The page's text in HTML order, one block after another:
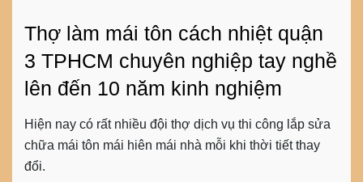
Thợ làm mái tôn cách nhiệt quận
3 TPHCM chuyên nghiệp tay nghề
lên đến 10 năm kinh nghiệm
Hiện nay có rất nhiều đội thợ dịch vụ thi công lắp sửa
chữa mái tôn mái hiên mái nhà mỗi khi thời tiết thay
đổi.